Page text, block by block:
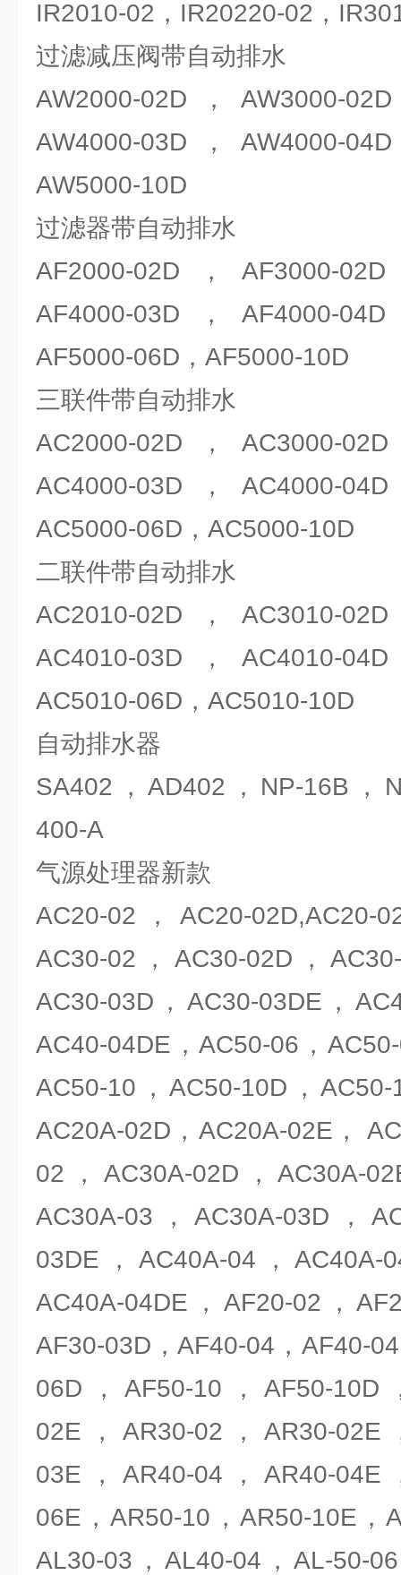
IR2010-02，IR20220-02，
过滤减压阀带自动排水
AW2000-02D，AW3000-
AW4000-03D，AW4000-
AW5000-10D
过滤器带自动排水
AF2000-02D，AF3000-
AF4000-03D，AF4000-
AF5000-06D，AF5000-10D
三联件带自动排水
AC2000-02D，AC3000-
AC4000-03D，AC4000-
AC5000-06D，AC5000-10D
二联件带自动排水
AC2010-02D，AC3010-
AC4010-03D，AC4010-
AC5010-06D，AC5010-10D
自动排水器
SA402，AD402，NP-16B，
400-A
气源处理器新款
AC20-02，AC20-02D,AC20-
AC30-02，AC30-02D，
AC30-03D，AC30-03DE，
AC40-04DE，AC50-06，
AC50-10，AC50-10D，
AC20A-02D，AC20A-02E，
02，AC30A-02D，AC30A-
AC30A-03，AC30A-03D，
03DE，AC40A-04，AC40A-
AC40A-04DE，AF20-02，
AF30-03D，AF40-04，AF40-
06D，AF50-10，AF50-10D
02E，AR30-02，AR30-02E
03E，AR40-04，AR40-04E
06E，AR50-10，AR50-10E，
AL30-03，AL40-04，AL-50-